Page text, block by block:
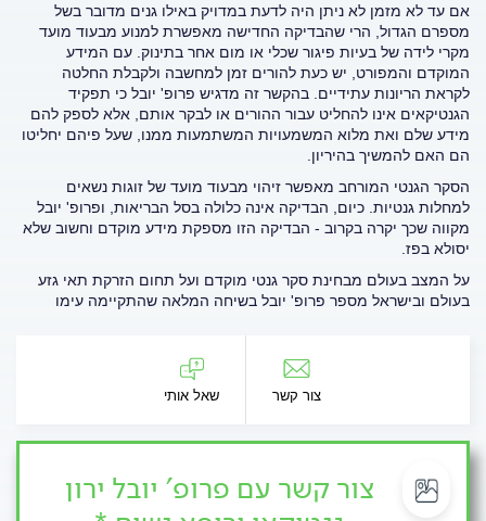
אם עד לא מזמן לא ניתן היה לדעת במדויק באילו גנים מדובר בשל
מספרם הגדול, הרי שהבדיקה החדישה מאפשרת למנוע מבעוד מועד
מקרי לידה של בעיות פיגור שכלי או מום אחר בתינוק. עם המידע
המוקדם והמפורט, יש כעת להורים זמן למחשבה ולקבלת החלטה
לקראת הריונות עתידיים. בהקשר זה מדגיש פרופ' יובל כי תפקיד
הגנטיקאים אינו להחליט עבור ההורים או לבקר אותם, אלא לספק להם
מידע שלם ואת מלוא המשמעויות המשתמעות ממנו, שעל פיהם יחליטו
הם האם להמשיך בהיריון.
הסקר הגנטי המורחב מאפשר זיהוי מבעוד מועד של זוגות נשאים
למחלות גנטיות. כיום, הבדיקה אינה כלולה בסל הבריאות, ופרופ' יובל
מקווה שכך יקרה בקרוב - הבדיקה הזו מספקת מידע מוקדם וחשוב שלא
יסולא בפז.
על המצב בעולם מבחינת סקר גנטי מוקדם ועל תחום הזרקת תאי גזע
בעולם ובישראל מספר פרופ' יובל בשיחה המלאה שהתקיימה עימו
צור קשר שאל אותי
צור קשר עם פרופ' יובל ירון